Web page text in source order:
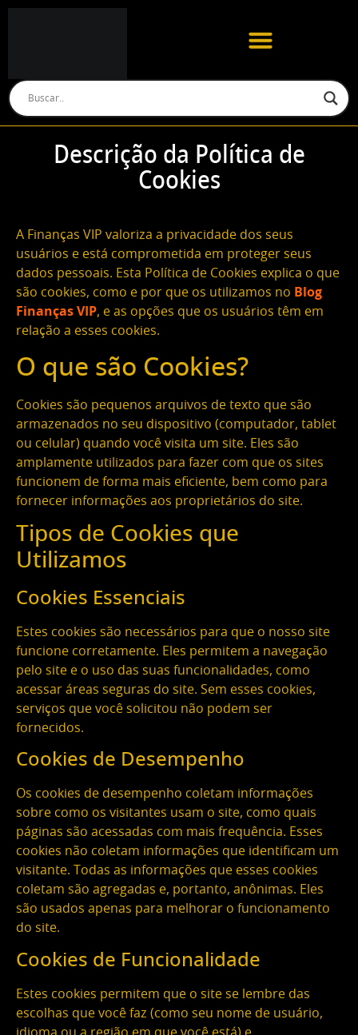
Descrição da Política de
Cookies
A Finanças VIP valoriza a privacidade dos seus
usuários e está comprometida em proteger seus
dados pessoais. Esta Política de Cookies explica o que
são cookies, como e por que os utilizamos no Blog
Finanças VIP, e as opções que os usuários têm em
relação a esses cookies.
O que são Cookies?
Cookies são pequenos arquivos de texto que são
armazenados no seu dispositivo (computador, tablet
ou celular) quando você visita um site. Eles são
amplamente utilizados para fazer com que os sites
funcionem de forma mais eficiente, bem como para
fornecer informações aos proprietários do site.
Tipos de Cookies que
Utilizamos
Cookies Essenciais
Estes cookies são necessários para que o nosso site
funcione corretamente. Eles permitem a navegação
pelo site e o uso das suas funcionalidades, como
acessar áreas seguras do site. Sem esses cookies,
serviços que você solicitou não podem ser
fornecidos.
Cookies de Desempenho
Os cookies de desempenho coletam informações
sobre como os visitantes usam o site, como quais
páginas são acessadas com mais frequência. Esses
cookies não coletam informações que identificam um
visitante. Todas as informações que esses cookies
coletam são agregadas e, portanto, anônimas. Eles
são usados apenas para melhorar o funcionamento
do site.
Cookies de Funcionalidade
Estes cookies permitem que o site se lembre das
escolhas que você faz (como seu nome de usuário,
idioma ou a região em que você está) e